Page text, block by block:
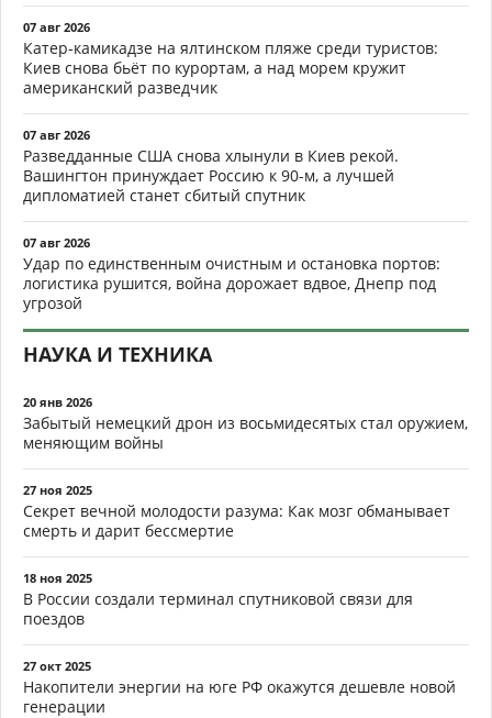
07 авг 2026
Катер-камикадзе на ялтинском пляже среди туристов:
Киев снова бьёт по курортам, а над морем кружит
американский разведчик
07 авг 2026
Разведданные США снова хлынули в Киев рекой.
Вашингтон принуждает Россию к 90-м, а лучшей
дипломатией станет сбитый спутник
07 авг 2026
Удар по единственным очистным и остановка портов:
логистика рушится, война дорожает вдвое, Днепр под
угрозой
НАУКА И ТЕХНИКА
20 янв 2026
Забытый немецкий дрон из восьмидесятых стал оружием,
меняющим войны
27 ноя 2025
Секрет вечной молодости разума: Как мозг обманывает
смерть и дарит бессмертие
18 ноя 2025
В России создали терминал спутниковой связи для
поездов
27 окт 2025
Накопители энергии на юге РФ окажутся дешевле новой
генерации